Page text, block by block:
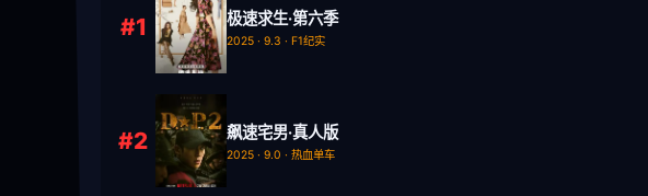
#1 极速求生·第六季
2025 · 9.3 · F1纪实
#2 飙速宅男·真人版
2025 · 9.0 · 热血单车